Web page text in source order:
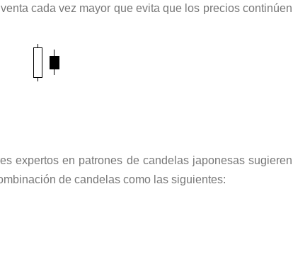
cada vez mayor que evita que los precios continúen
expertos en patrones de candelas japonesas sugieren
de candelas como las siguientes: